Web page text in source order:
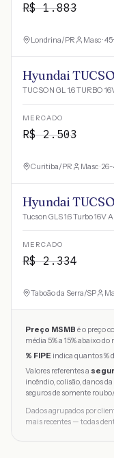
R$1.883
Londrina/PR Masc ·
Hyundai
TUCSON GL 1.6 TURBO
MERCADO
R$2.503
Curitiba/PR Masc ·
Hyundai
Tucson GLS 1.6 Turbo 16V
MERCADO
R$2.334
Taboão da Serra/SP
Preço MSMB é o preço
média 5% a 15% abaixo do
% FIPE indica quantos %
Valores referentes a
incêndio, colisão, danos
seguros de somente
Dados agrupados por
mais recentes — todas